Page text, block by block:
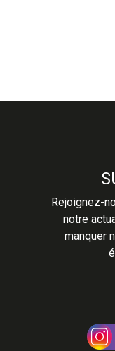
Rejoignez-
notre
manquer